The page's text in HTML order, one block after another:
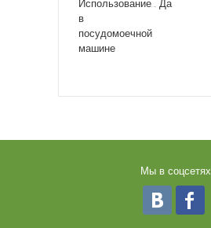
Использование
в
посудомоечной
машине
Да
Мы в соцсетях